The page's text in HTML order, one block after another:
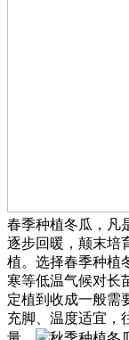
春季种植冬瓜，凡
逐步回暖，颠末培
植。选择春季种植
寒等低温气候对长
定植到收成一般需
充脚、温度适宜，